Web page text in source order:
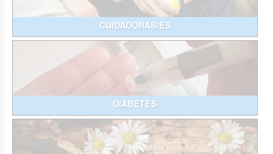
CUIDADORAS/ES
DIABETES